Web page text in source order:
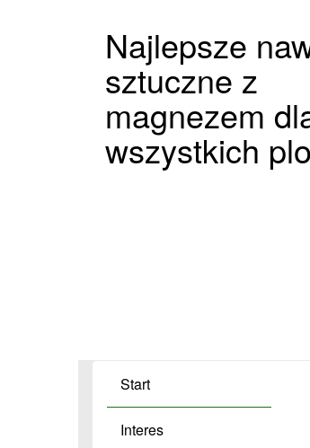
Najlepsze
sztuczne z
magnezem
wszystkich
Start
Interes